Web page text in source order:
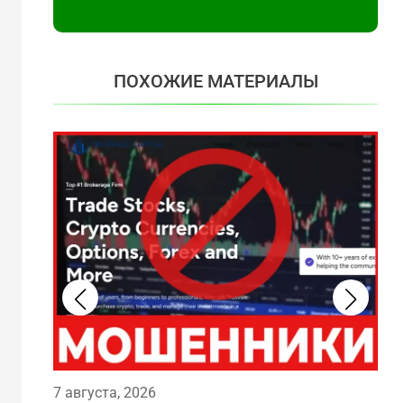
ПОХОЖИЕ МАТЕРИАЛЫ
7 августа, 2026